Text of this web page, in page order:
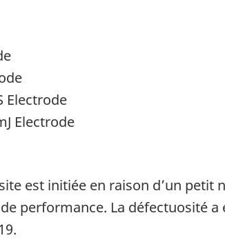
Electrode
Electrode
est initiée en raison d’un petit
performance. La défectuosité